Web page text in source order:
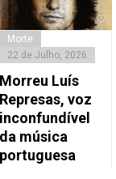
Morte
22 de Julho, 2026
Morreu Luís
Represas, voz
inconfundível
da música
portuguesa